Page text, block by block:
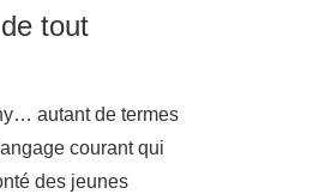
tout
autant de termes
courant qui
des jeunes